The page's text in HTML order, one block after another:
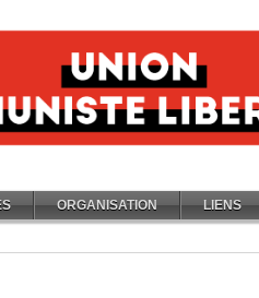
ORGANISATION LIENS